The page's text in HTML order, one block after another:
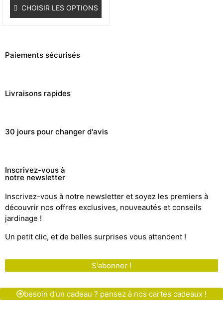
CHOISIR LES OPTIONS
Paiements sécurisés
Livraisons rapides
30 jours pour changer d'avis
Inscrivez-vous à
notre newsletter
Inscrivez-vous à notre newsletter et soyez les premiers à
découvrir nos offres exclusives, nouveautés et conseils
jardinage !
Un petit clic, et de belles surprises vous attendent !
S'abonner !
besoin d'un cadeau ? pensez à nos cartes cadeaux !